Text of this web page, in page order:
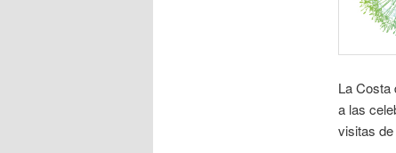
La Costa
a las
visitas